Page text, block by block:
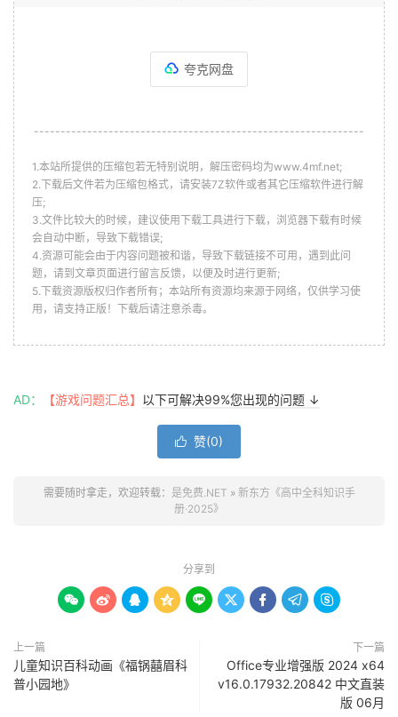
夸克网盘
--------------------------------------------------------------
1.本站所提供的压缩包若无特别说明，解压密码均为www.4mf.net;
2.下载后文件若为压缩包格式，请安装7Z软件或者其它压缩软件进行解
压;
3.文件比较大的时候，建议使用下载工具进行下载，浏览器下载有时候
会自动中断，导致下载错误;
4.资源可能会由于内容问题被和谐，导致下载链接不可用，遇到此问
题，请到文章页面进行留言反馈，以便及时进行更新;
5.下载资源版权归作者所有；本站所有资源均来源于网络，仅供学习使
用，请支持正版！下载后请注意杀毒。
AD： 【游戏问题汇总】 以下可解决99%您出现的问题 ↓
 赞(0)
需要随时拿走，欢迎转载： 是免费.NET » 新东方《高中全科知识手
册·2025》
分享到
        
上一篇
儿童知识百科动画《福锅囍眉科
普小园地》
下一篇
Office专业增强版 2024 x64
v16.0.17932.20842 中文直装
版 06月